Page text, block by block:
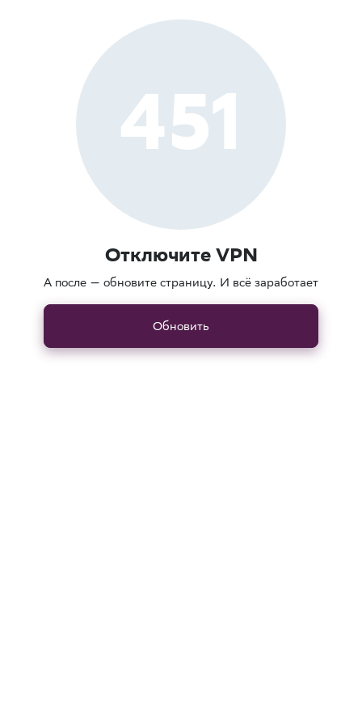
451
Отключите VPN
А после — обновите страницу. И всё заработает
Обновить